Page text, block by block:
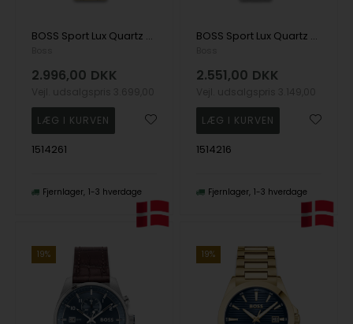
BOSS Sport Lux Quartz Herre m/lænke
2.996,00 DKK
1514261
Fjernlager 1-3 hverdage
BOSS Sport Lux Quartz Herre m/lænke
2.551,00 DKK
1514216
Fjernlager 1-3 hverdage
19% 19%